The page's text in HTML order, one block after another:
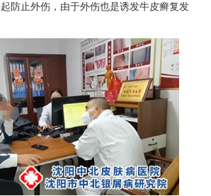
防止外伤，由于外伤也是诱发牛皮癣复发